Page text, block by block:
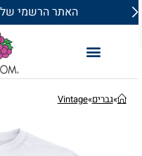
האתר הרשמי של fruitoftheloom ישראל
»גברים»
Vintage